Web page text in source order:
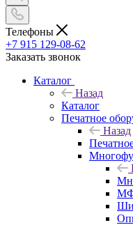
Телефоны
+7 915 129-08-62
Заказать звонок
Каталог
Назад
Каталог
Печатное
Назад